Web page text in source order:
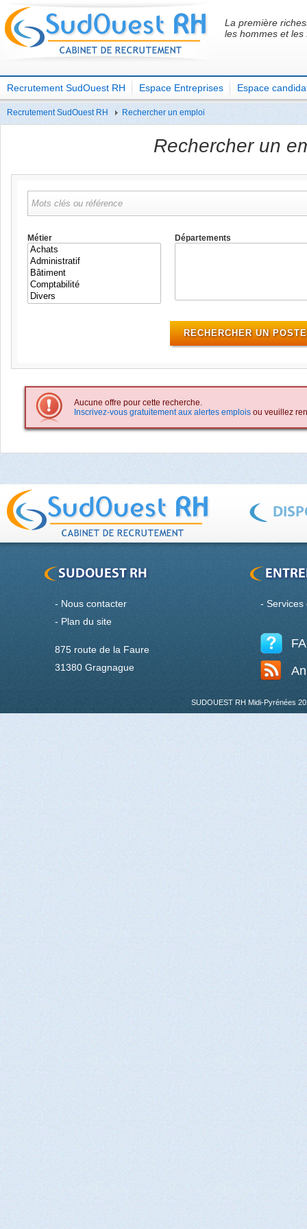
La première
les hommes et
Recrutement SudOuest RH Espace Entreprises Espace
Recrutement SudOuest RH Rechercher un emploi
Rechercher un
Métier Départements
Aucune offre pour cette recherche.
Inscrivez-vous gratuitement aux alertes emplois ou veuillez
- Nous contacter
- Plan du site
875 route de la Faure
31380 Gragnague
- Services
SUDOUEST RH Midi-Pyrénées